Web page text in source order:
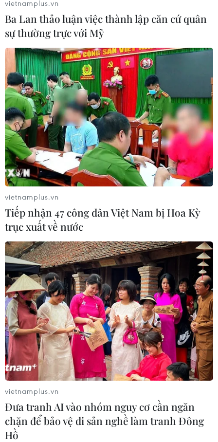
Tiểu thương thiệt hại nặng nề trong vụ
cháy chợ Gạo tại Hưng Yên
29/07/2018 14:34
Đám cháy chợ Gạo đã khiến gần như toàn bộ 3.000m2
với hơn 120 gian hàng khu kinh doanh quần áo, vải
may mặc, giầy dép, đồ trang sức và hơn 80 sạp hàng
của khu bán thực phẩm thành tro tàn.
Hưng Yên: Hỗ trợ, chia sẻ thiệt hại với tiểu
thương vụ cháy chợ Gạo
30/07/2018 10:22
Theo xác minh ban đầu của Ủy ban Nhân dân thành
phố Hưng Yên, vụ cháy xảy ra đêm 25/7 không gây
thương vong về người, nhưng thiệt hại về tài sản rất lớn.
vietnamplus.vn
Ba Lan thảo luận việc thành lập căn cứ quân
sự thường trực với Mỹ
vietnamplus.vn
Tiếp nhận 47 công dân Việt Nam bị Hoa Kỳ
trục xuất về nước
vietnamplus.vn
Đưa tranh AI vào nhóm nguy cơ cần ngăn
chặn để bảo vệ di sản nghề làm tranh Đông
Hồ